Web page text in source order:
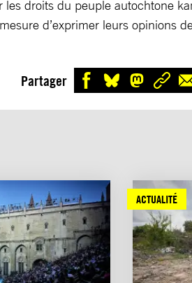
les droits du peuple autochtone
d’exprimer leurs opinions
Partager
ACTUALITÉ